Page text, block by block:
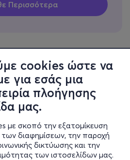
cookies ώστε να
για εσάς μια
πλοήγησης
μας.
με σκοπό την εξατομίκευση
των διαφημίσεων, την παροχή
δικτύωσης και την
των ιστοσελίδων μας.